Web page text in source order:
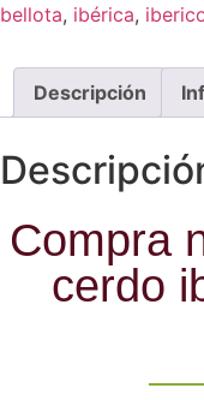
bellota, ibérica,
Descripción
Compra
cerdo